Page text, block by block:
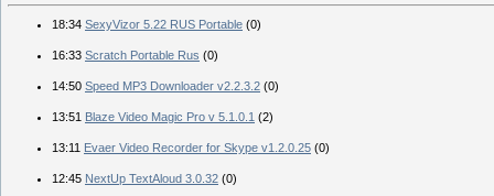
18:34 SexyVizor 5.22 RUS Portable (0)
16:33 Scratch Portable Rus (0)
14:50 Speed MP3 Downloader v2.2.3.2 (0)
13:51 Blaze Video Magic Pro v 5.1.0.1 (2)
13:11 Evaer Video Recorder for Skype v1.2.0.25 (0)
12:45 NextUp TextAloud 3.0.32 (0)